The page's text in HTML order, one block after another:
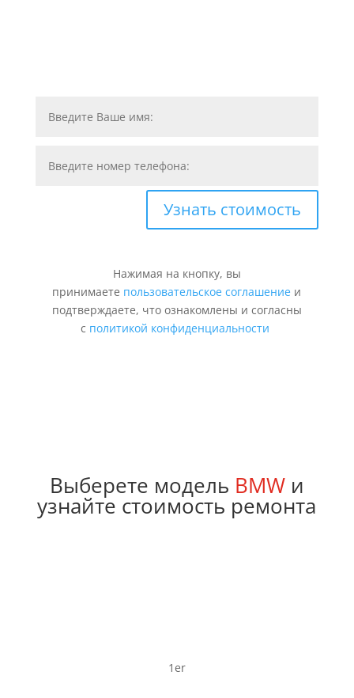
Узнать стоимость
Нажимая на кнопку, вы
принимаете пользовательское соглашение и
подтверждаете, что ознакомлены и согласны
с политикой конфиденциальности
Выберете модель BMWи
узнайте стоимость ремонта
1er